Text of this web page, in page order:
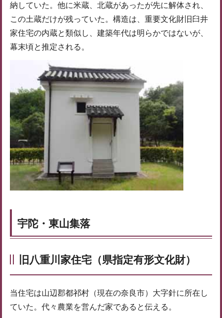
納していた。他に米蔵、北蔵があったが先に解体され、
この土蔵だけが残っていた。構造は、重要文化財旧臼井
家住宅の内蔵と類似し、建築年代は明らかではないが、
幕末頃と推定される。
宇陀・東山集落
旧八重川家住宅（県指定有形文化財）
当住宅は山辺郡都祁村（現在の奈良市）大字針に所在し
ていた。代々農業を営んだ家であると伝える。